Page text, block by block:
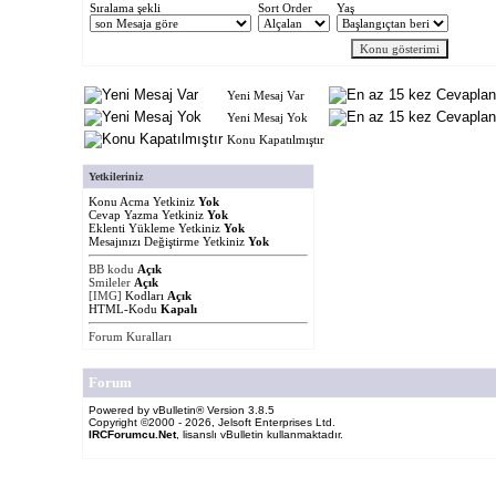
Sıralama şekli Sort Order Yaş
Yeni Mesaj Var
Yeni Mesaj Yok
Konu Kapatılmıştır
Yetkileriniz
Konu Acma Yetkiniz Yok
Cevap Yazma Yetkiniz Yok
Eklenti Yükleme Yetkiniz Yok
Mesajınızı Değiştirme Yetkiniz Yok
BB kodu Açık
Smileler Açık
[IMG] Kodları Açık
HTML-Kodu Kapalı
Forum Kuralları
Forum
Powered by vBulletin® Version 3.8.5
Copyright ©2000 - 2026, Jelsoft Enterprises Ltd.
IRCForumcu.Net, lisanslı vBulletin kullanmaktadır.